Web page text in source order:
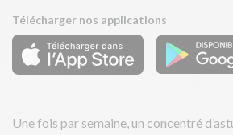
Télécharger nos applications
Une fois par semaine, un concentré